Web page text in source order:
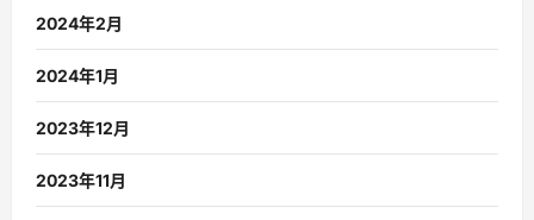
2024年2月
2024年1月
2023年12月
2023年11月